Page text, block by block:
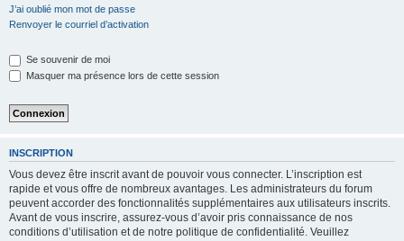
J’ai oublié mon mot de passe
Renvoyer le courriel d’activation
Se souvenir de moi
Masquer ma présence lors de cette session
INSCRIPTION
Vous devez être inscrit avant de pouvoir vous connecter. L’inscription est
rapide et vous offre de nombreux avantages. Les administrateurs du forum
peuvent accorder des fonctionnalités supplémentaires aux utilisateurs inscrits.
Avant de vous inscrire, assurez-vous d’avoir pris connaissance de nos
conditions d’utilisation et de notre politique de confidentialité. Veuillez